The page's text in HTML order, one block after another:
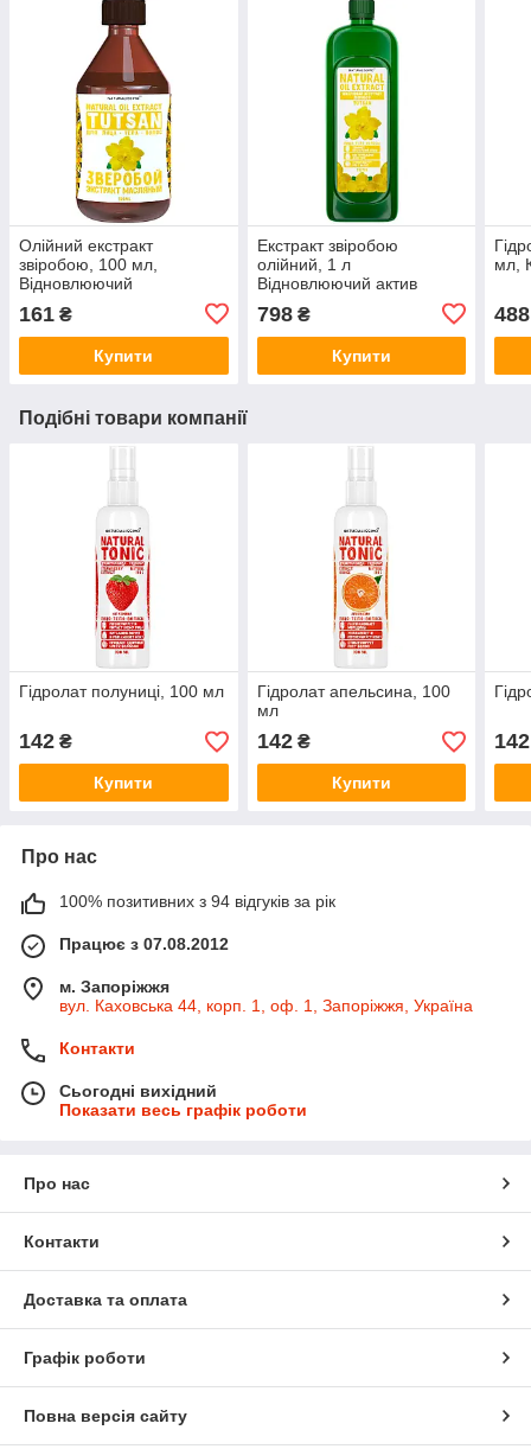
Олійний екстракт
звіробою, 100 мл,
Відновлюючий
161 ₴
Купити
Екстракт звіробою
олійний, 1 л
Відновлюючий актив
798₴
Купити
мл,
488
Подібні товари компанії
Гідролат полуниці, 100 мл
142 ₴
Купити
Гідролат апельсина, 100
мл
142₴
Купити
142
Про нас
100% позитивних з 94 відгуків за рік
Працює з 07.08.2012
м. Запоріжжя
вул. Каховська 44, корп. 1, оф. 1, Запоріжжя, Україна
Контакти
Сьогодні вихідний
Показати весь графік роботи
Про нас
Контакти
Доставка та оплата
Графік роботи
Повна версія сайту